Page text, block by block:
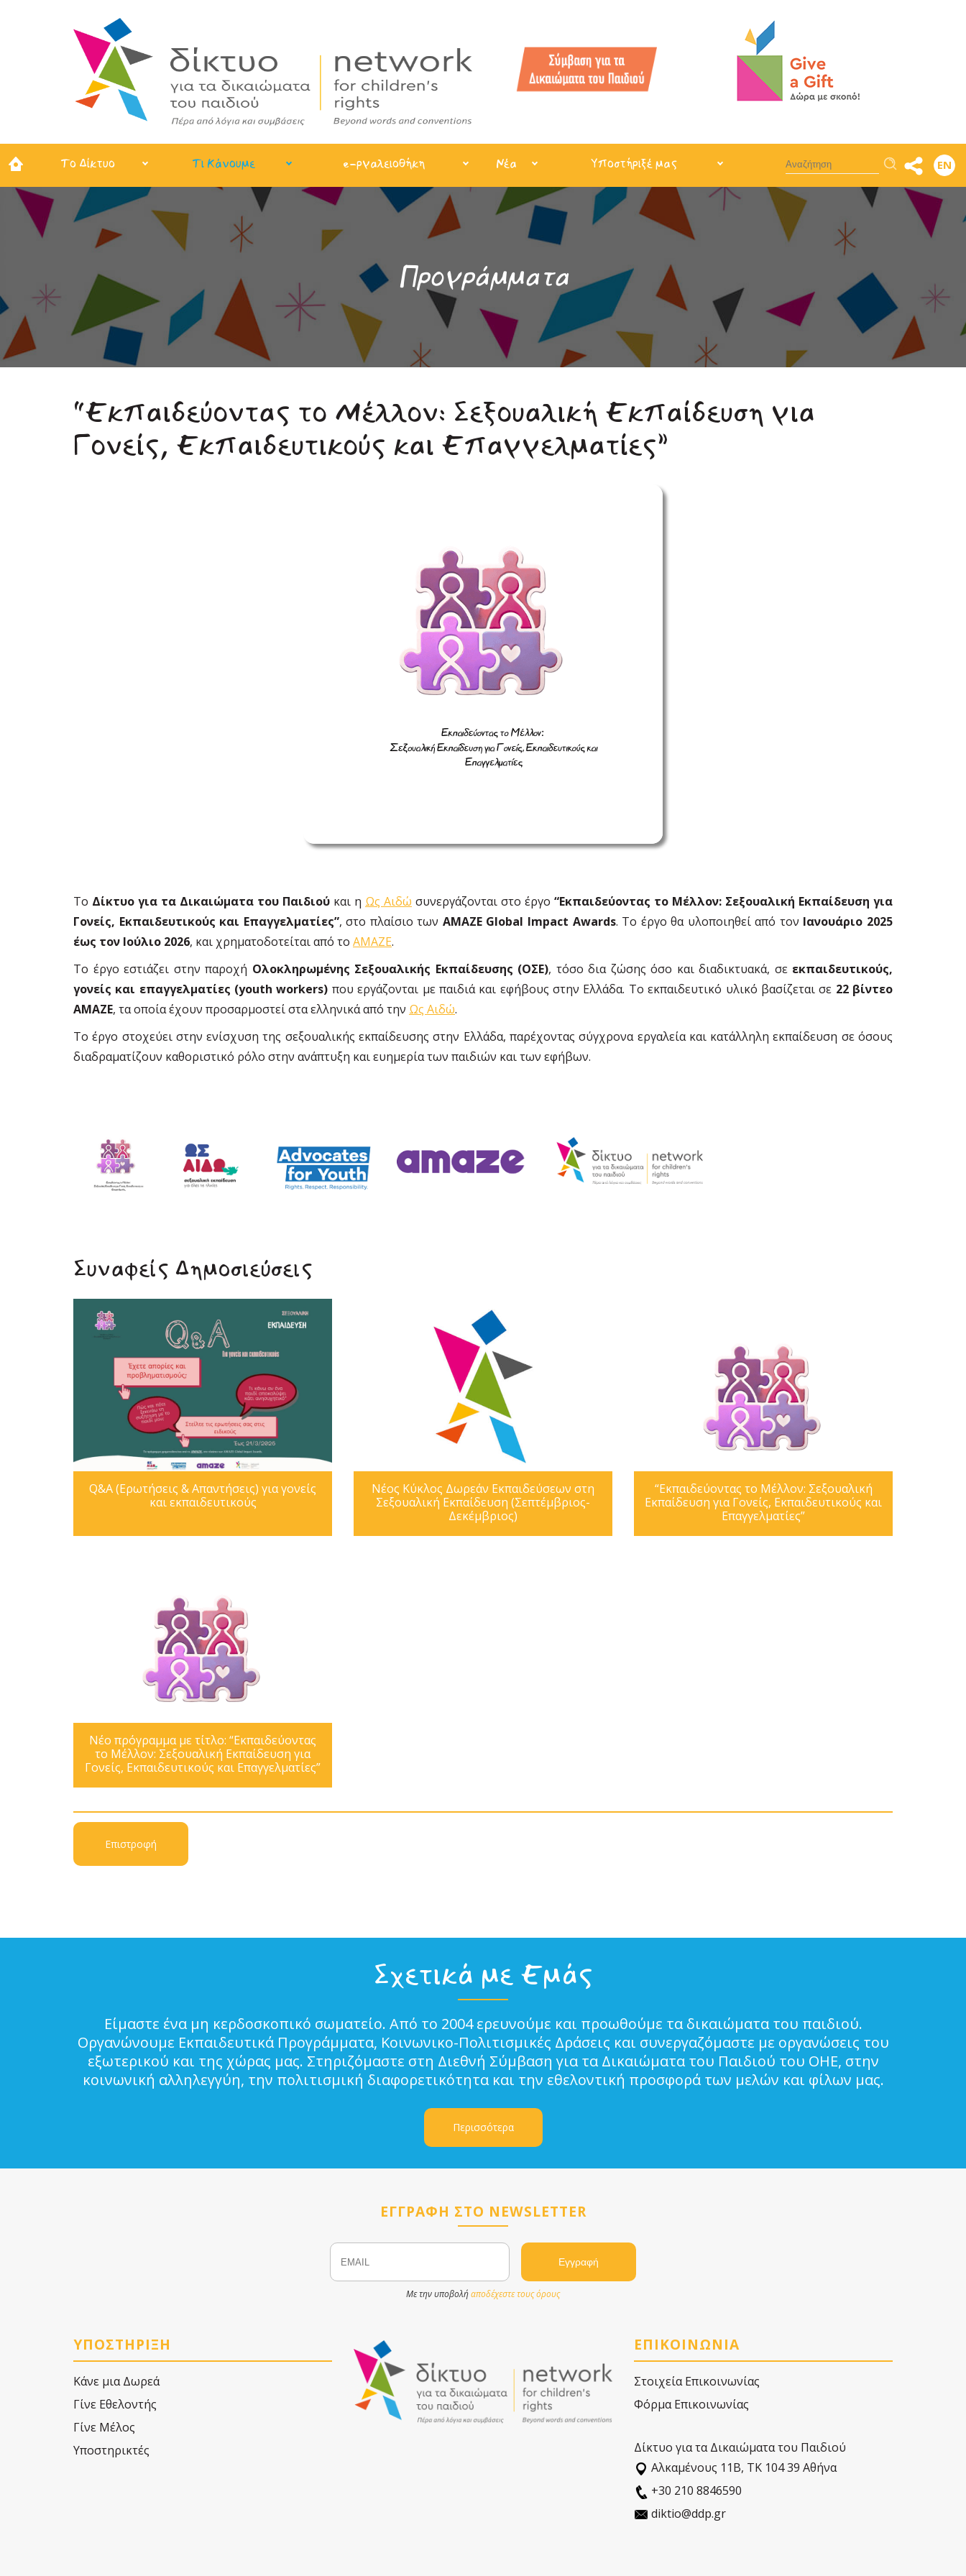
Το Δίκτυο Τι Κάνουμε e-ργαλειοθήκη Νέα Υποστήριξέ μας Αναζήτηση EN
Προγράμματα
“Εκπαιδεύοντας το Μέλλον: Σεξουαλική Εκπαίδευση για
Γονείς, Εκπαιδευτικούς και Επαγγελματίες”
Το Δίκτυο για τα Δικαιώματα του Παιδιού και η Ως Αιδώ συνεργάζονται στο έργο “Εκπαιδεύοντας το Μέλλον: Σεξουαλική Εκπαίδευση για
Γονείς, Εκπαιδευτικούς και Επαγγελματίες”, στο πλαίσιο των AMAZE Global Impact Awards. Το έργο θα υλοποιηθεί από τον Ιανουάριο 2025
έως τον Ιούλιο 2026, και χρηματοδοτείται από το AMAZE.
Το έργο εστιάζει στην παροχή Ολοκληρωμένης Σεξουαλικής Εκπαίδευσης (ΟΣΕ), τόσο δια ζώσης όσο και διαδικτυακά, σε εκπαιδευτικούς,
γονείς και επαγγελματίες (youth workers) που εργάζονται με παιδιά και εφήβους στην Ελλάδα. Το εκπαιδευτικό υλικό βασίζεται σε 22 βίντεο
AMAZE, τα οποία έχουν προσαρμοστεί στα ελληνικά από την Ως Αιδώ.
Το έργο στοχεύει στην ενίσχυση της σεξουαλικής εκπαίδευσης στην Ελλάδα, παρέχοντας σύγχρονα εργαλεία και κατάλληλη εκπαίδευση σε όσους
διαδραματίζουν καθοριστικό ρόλο στην ανάπτυξη και ευημερία των παιδιών και των εφήβων.
Συναφείς Δημοσιεύσεις
Q&A (Ερωτήσεις & Απαντήσεις) για γονείς
και εκπαιδευτικούς
Νέος Κύκλος Δωρεάν Εκπαιδεύσεων στη
Σεξουαλική Εκπαίδευση (Σεπτέμβριος-
Δεκέμβριος)
“Εκπαιδεύοντας το Μέλλον: Σεξουαλική
Εκπαίδευση για Γονείς, Εκπαιδευτικούς και
Επαγγελματίες”
Νέο πρόγραμμα με τίτλο: “Εκπαιδεύοντας
το Μέλλον: Σεξουαλική Εκπαίδευση για
Γονείς, Εκπαιδευτικούς και Επαγγελματίες”
Επιστροφή
Σχετικά με Εμάς
Είμαστε ένα μη κερδοσκοπικό σωματείο. Από το 2004 ερευνούμε και προωθούμε τα δικαιώματα του παιδιού.
Οργανώνουμε Εκπαιδευτικά Προγράμματα, Κοινωνικο-Πολιτισμικές Δράσεις και συνεργαζόμαστε με οργανώσεις του
εξωτερικού και της χώρας μας. Στηριζόμαστε στη Διεθνή Σύμβαση για τα Δικαιώματα του Παιδιού του ΟΗΕ, στην
κοινωνική αλληλεγγύη, την πολιτισμική διαφορετικότητα και την εθελοντική προσφορά των μελών και φίλων μας.
Περισσότερα
ΕΓΓΡΑΦΗ ΣΤΟ NEWSLETTER
Email Name
Με την υποβολήαποδέχεστε τους όρους
ΥΠΟΣΤΗΡΙΞΗ
Κάνε μια Δωρεά
Γίνε Εθελοντής
Γίνε Μέλος
Υποστηρικτές
ΕΠΙΚΟΙΝΩΝΙΑ
Στοιχεία Επικοινωνίας
Φόρμα Επικοινωνίας
Δίκτυο για τα Δικαιώματα του Παιδιού
Αλκαµένους 11Β, ΤΚ 104 39 Αθήνα
+30 210 8846590
diktio@ddp.gr